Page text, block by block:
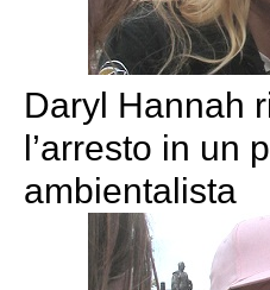
Daryl Hannah
l’arresto in un
ambientalista